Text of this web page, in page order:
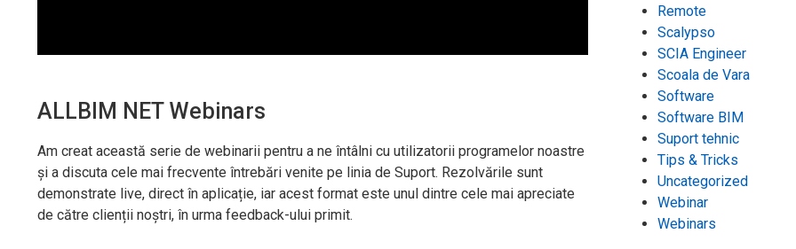
ALLBIM NET Webinars
Am creat această serie de webinarii pentru a ne întâlni cu utilizatorii programelor noastre
și a discuta cele mai frecvente întrebări venite pe linia de Suport. Rezolvările sunt
demonstrate live, direct în aplicație, iar acest format este unul dintre cele mai apreciate
de către clienții noștri, în urma feedback-ului primit.
Remote
Scalypso
SCIA Engineer
Scoala de Vara
Software
Software BIM
Suport tehnic
Tips & Tricks
Uncategorized
Webinar
Webinars